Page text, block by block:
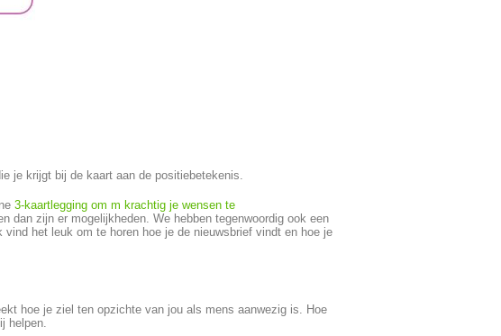
je krijgt bij de kaart aan de positiebetekenis.
3-kaartlegging om m krachtig je wensen te
dan zijn er mogelijkheden. We hebben tegenwoordig ook een
het leuk om te horen hoe je de nieuwsbrief vindt en hoe je
hoe je ziel ten opzichte van jou als mens aanwezig is. Hoe
helpen.